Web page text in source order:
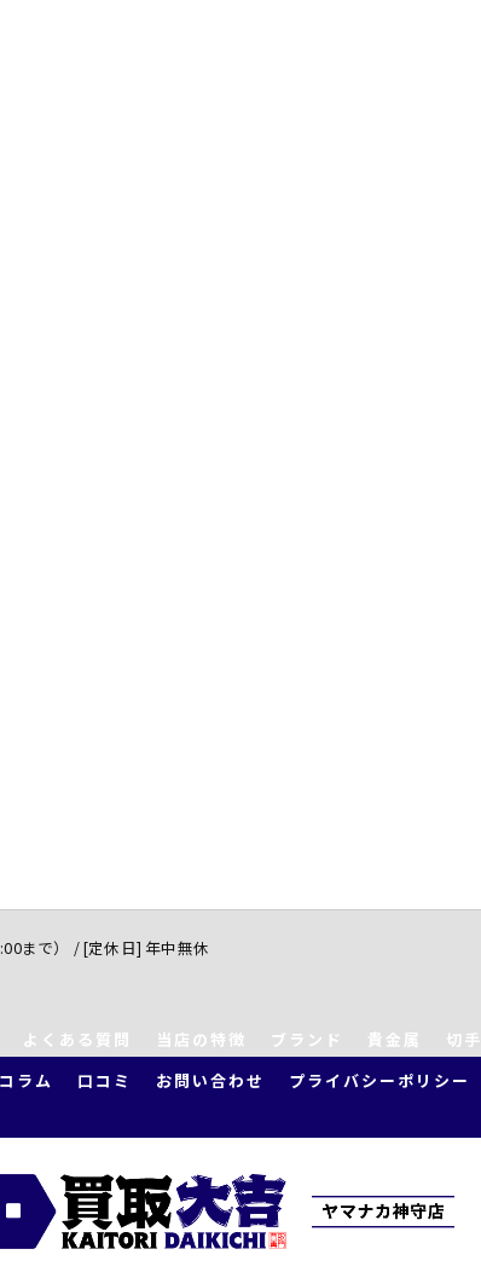
まで） / [定休日] 年中無休
よくある質問 当店の特徴 ブランド 貴金属 切手
コラム 口コミ お問い合わせ プライバシーポリシー